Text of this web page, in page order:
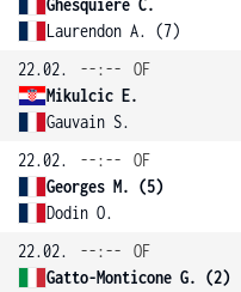
Ghesquiere C.
Laurendon A. (7)
22.02.
--:--
OF
Mikulcic E.
Gauvain S.
22.02.
--:--
OF
Georges M. (5)
Dodin O.
22.02.
--:--
OF
Gatto-Monticone G. (2)